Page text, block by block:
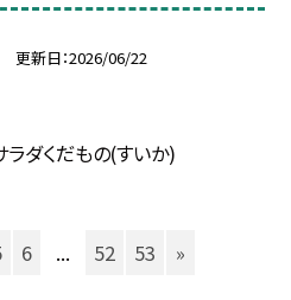
更新日 2026/06/22
ラダくだもの(すいか)
6 ... 52 53 »